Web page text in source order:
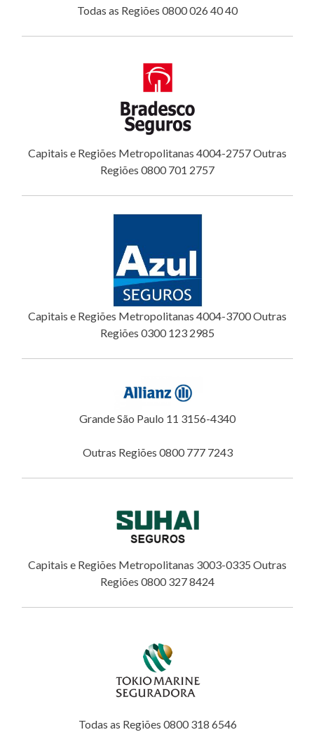
Todas as Regiões 0800 026 40 40
Capitais e Regiões Metropolitanas 4004-2757 Outras
Regiões 0800 701 2757
Capitais e Regiões Metropolitanas 4004-3700 Outras
Regiões 0300 123 2985
Grande São Paulo 11 3156-4340
Outras Regiões 0800 777 7243
Capitais e Regiões Metropolitanas 3003-0335 Outras
Regiões 0800 327 8424
Todas as Regiões 0800 318 6546